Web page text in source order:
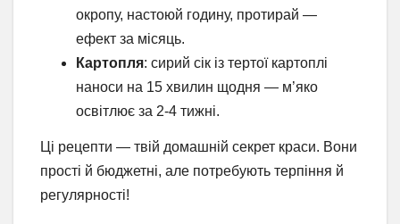
окропу, настоюй годину, протирай —
ефект за місяць.
Картопля: сирий сік із тертої картоплі
наноси на 15 хвилин щодня — м’яко
освітлює за 2-4 тижні.
Ці рецепти — твій домашній секрет краси. Вони
прості й бюджетні, але потребують терпіння й
регулярності!